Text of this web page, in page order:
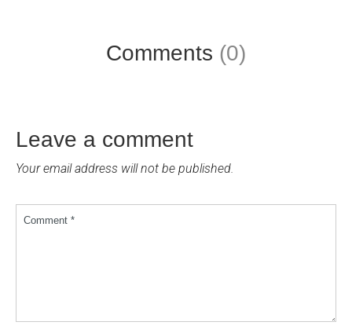
Comments (0)
Leave a comment
Your email address will not be published.
Comment *